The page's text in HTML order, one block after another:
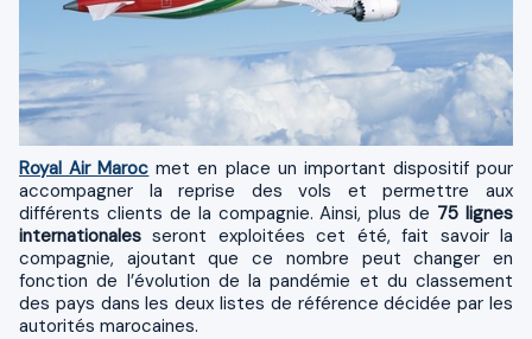
Royal Air Maroc met en place un important dispositif pour
accompagner la reprise des vols et permettre aux
différents clients de la compagnie. Ainsi, plus de 75 lignes
internationales seront exploitées cet été, fait savoir la
compagnie, ajoutant que ce nombre peut changer en
fonction de l’évolution de la pandémie et du classement
des pays dans les deux listes de référence décidée par les
autorités marocaines.